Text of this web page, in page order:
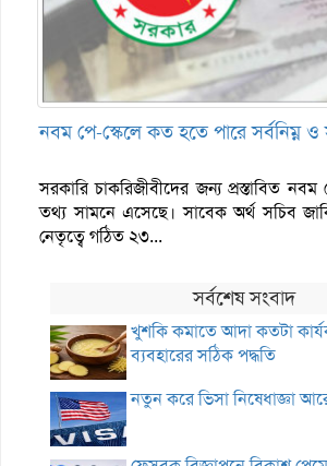
নবম পে-স্কেলে কত হতে পারে সর্বনিম্ন ও
সরকারি চাকরিজীবীদের জন্য প্রস্তাবিত
তথ্য সামনে এসেছে। সাবেক অর্থ সচিব
নেতৃত্বে গঠিত ২৩...
সর্বশেষ সংবাদ
খুশকি কমাতে আদা কতটা
ব্যবহারের সঠিক পদ্ধতি
নতুন করে ভিসা নিষেধাজ্ঞা